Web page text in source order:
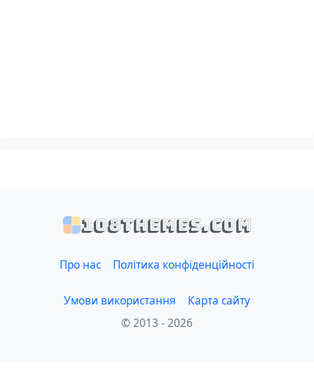
108themes.com
Про нас Політика конфіденційності
Умови використання
Карта сайту
© 2013 - 2026